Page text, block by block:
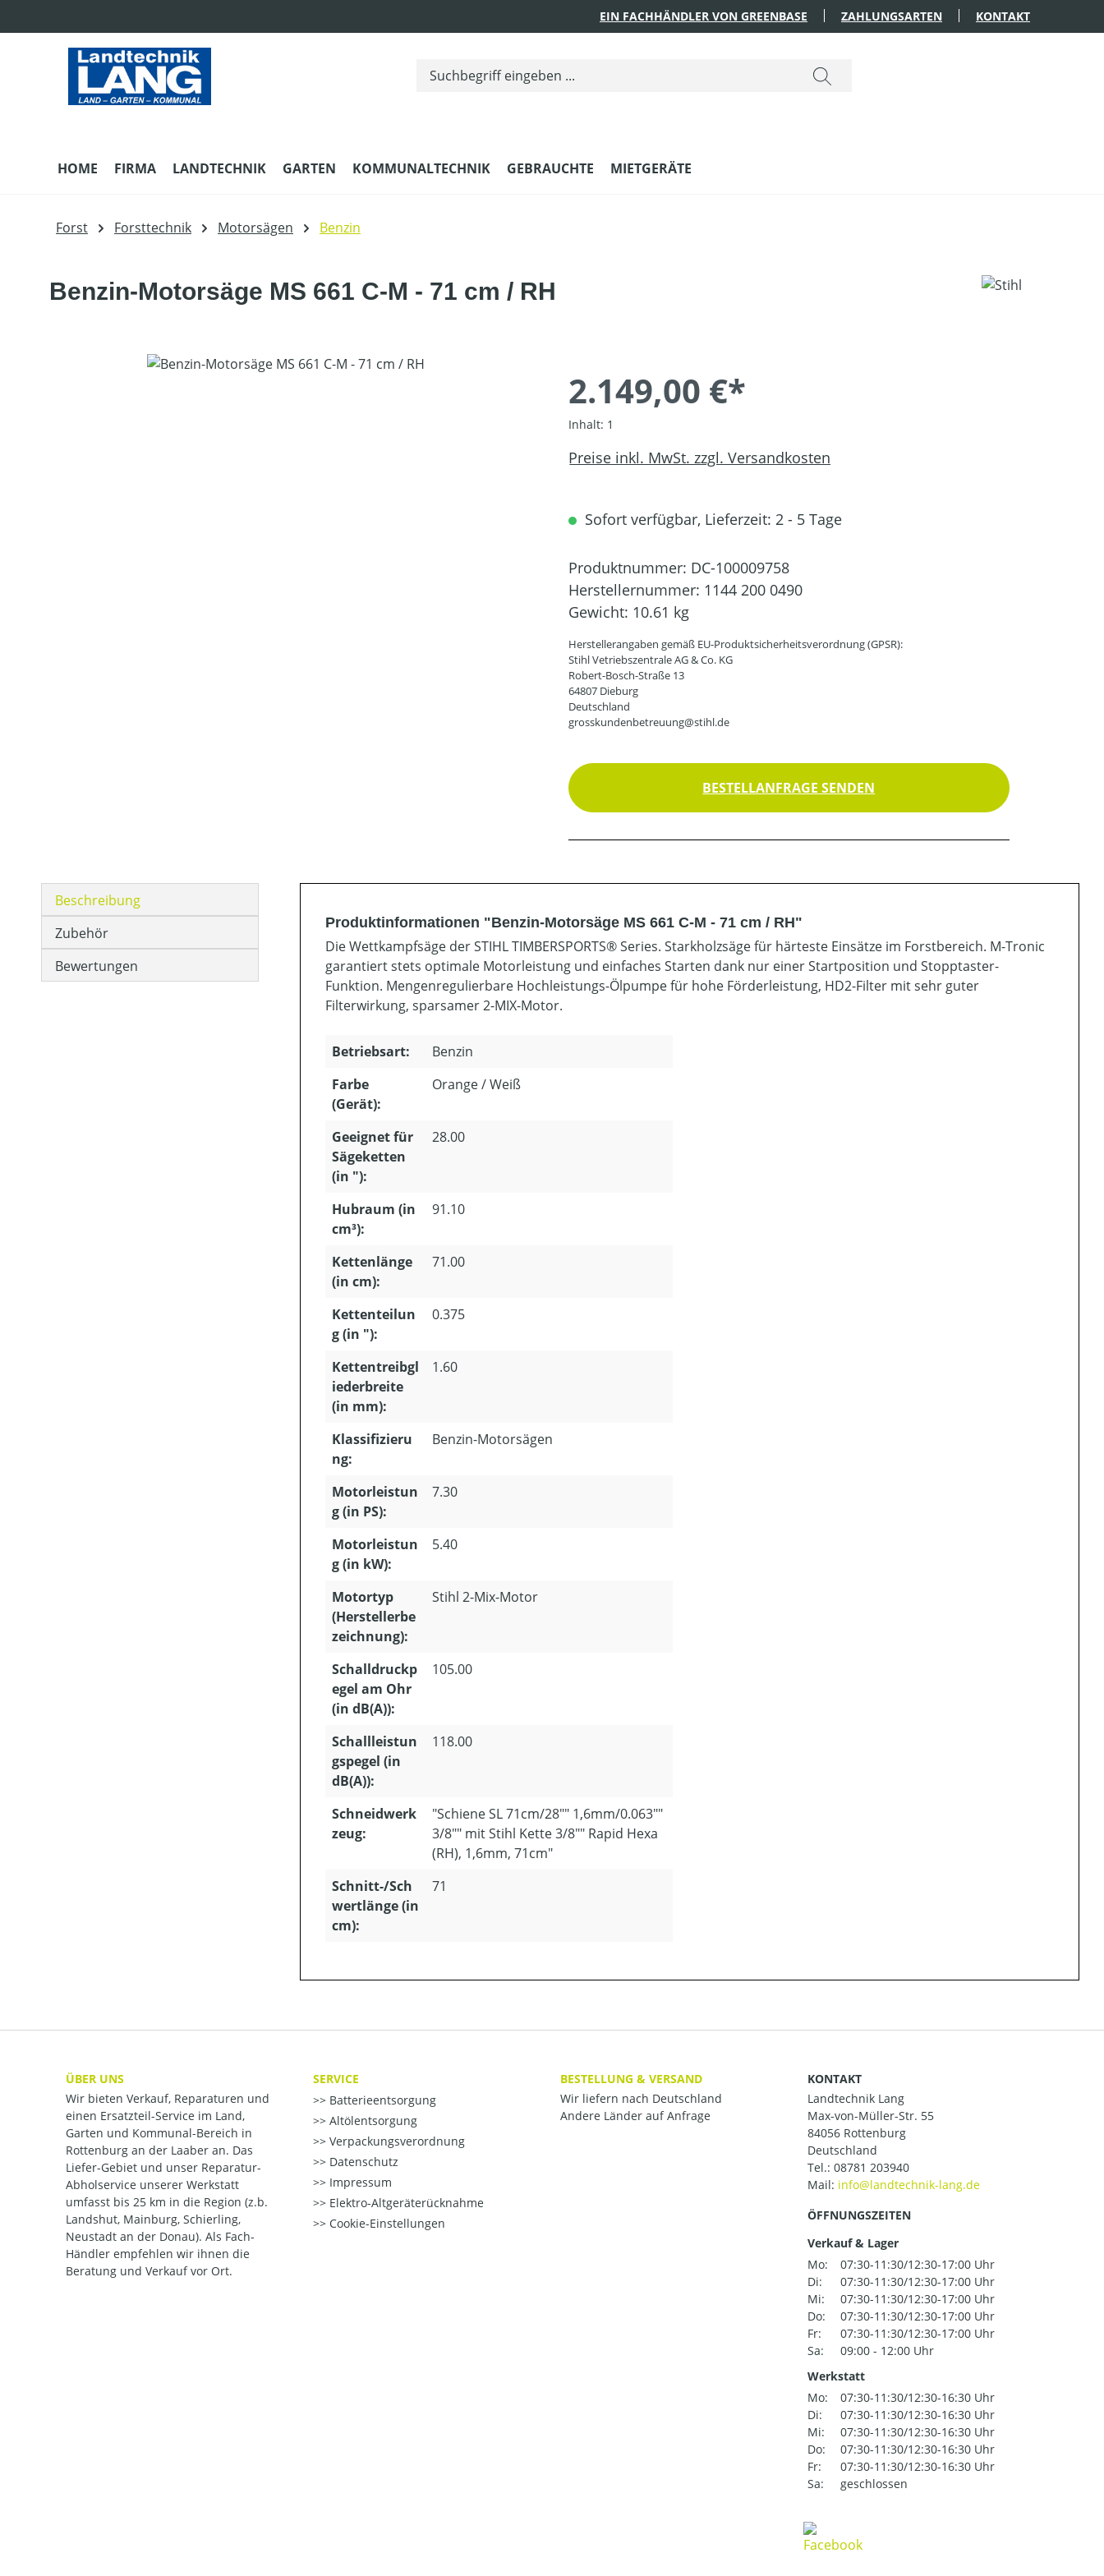
EIN FACHHÄNDLER VON GREENBASE ZAHLUNGSARTEN KONTAKT
HOME FIRMA LANDTECHNIK GARTEN KOMMUNALTECHNIK GEBRAUCHTE MIETGERÄTE
Forst Forsttechnik Motorsägen Benzin
Benzin-Motorsäge MS 661 C-M - 71 cm / RH
Bildergalerie überspringen
2.149,00 €*
Inhalt: 1
Preise inkl. MwSt. zzgl. Versandkosten
Sofort verfügbar, Lieferzeit: 2 - 5 Tage
Produktnummer: DC-100009758
Herstellernummer: 1144 200 0490
Gewicht: 10.61 kg
Herstellerangaben gemäß EU-Produktsicherheitsverordnung (GPSR):
Stihl Vetriebszentrale AG & Co. KG
Robert-Bosch-Straße 13
64807 Dieburg
Deutschland
grosskundenbetreuung@stihl.de
BESTELLANFRAGE SENDEN
Beschreibung
Zubehör
Bewertungen
Produktinformationen "Benzin-Motorsäge MS 661 C-M - 71 cm / RH"
Die Wettkampfsäge der STIHL TIMBERSPORTS® Series. Starkholzsäge für härteste Einsätze im Forstbereich. M-Tronic
garantiert stets optimale Motorleistung und einfaches Starten dank nur einer Startposition und Stopptaster-
Funktion. Mengenregulierbare Hochleistungs-Ölpumpe für hohe Förderleistung, HD2-Filter mit sehr guter
Filterwirkung, sparsamer 2-MIX-Motor.
Betriebsart:
Benzin
Farbe
(Gerät):
Orange / Weiß
Geeignet für
Sägeketten
(in "):
28.00
Hubraum (in
cm³):
91.10
Kettenlänge
(in cm):
71.00
Kettenteilun
g (in "):
0.375
Kettentreibgl
iederbreite
(in mm):
1.60
Klassifizieru
ng:
Benzin-Motorsägen
Motorleistun
g (in PS):
7.30
Motorleistun
g (in kW):
5.40
Motortyp
(Herstellerbe
zeichnung):
Stihl 2-Mix-Motor
Schalldruckp
egel am Ohr
(in dB(A)):
105.00
Schallleistun
gspegel (in
dB(A)):
118.00
Schneidwerk
zeug:
"Schiene SL 71cm/28"" 1,6mm/0.063""
3/8"" mit Stihl Kette 3/8"" Rapid Hexa
(RH), 1,6mm, 71cm"
Schnitt-/Sch
wertlänge (in
cm):
71
ÜBER UNS
Wir bieten Verkauf, Reparaturen und
einen Ersatzteil-Service im Land,
Garten und Kommunal-Bereich in
Rottenburg an der Laaber an. Das
Liefer-Gebiet und unser Reparatur-
Abholservice unserer Werkstatt
umfasst bis 25 km in die Region (z.b.
Landshut, Mainburg, Schierling,
Neustadt an der Donau). Als Fach-
Händler empfehlen wir ihnen die
Beratung und Verkauf vor Ort.
SERVICE
Batterieentsorgung
Altölentsorgung
Verpackungsverordnung
Datenschutz
Impressum
Elektro-Altgeräterücknahme
Cookie-Einstellungen
BESTELLUNG & VERSAND
Wir liefern nach Deutschland
Andere Länder auf Anfrage
KONTAKT
Landtechnik Lang
Max-von-Müller-Str. 55
84056 Rottenburg
Deutschland
Tel.: 08781 203940
Mail:
ÖFFNUNGSZEITEN
Verkauf & Lager
Mo:
07:30-11:30/12:30-17:00 Uhr
Di:
07:30-11:30/12:30-17:00 Uhr
Mi:
07:30-11:30/12:30-17:00 Uhr
Do:
07:30-11:30/12:30-17:00 Uhr
Fr:
07:30-11:30/12:30-17:00 Uhr
Sa:
09:00 - 12:00 Uhr
Werkstatt
Mo:
07:30-11:30/12:30-16:30 Uhr
Di:
07:30-11:30/12:30-16:30 Uhr
Mi:
07:30-11:30/12:30-16:30 Uhr
Do:
07:30-11:30/12:30-16:30 Uhr
Fr:
07:30-11:30/12:30-16:30 Uhr
Sa:
geschlossen